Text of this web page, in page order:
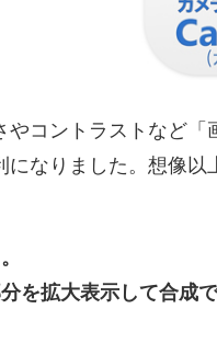
コントラストなど
なりました。想像以
を拡大表示して合成で